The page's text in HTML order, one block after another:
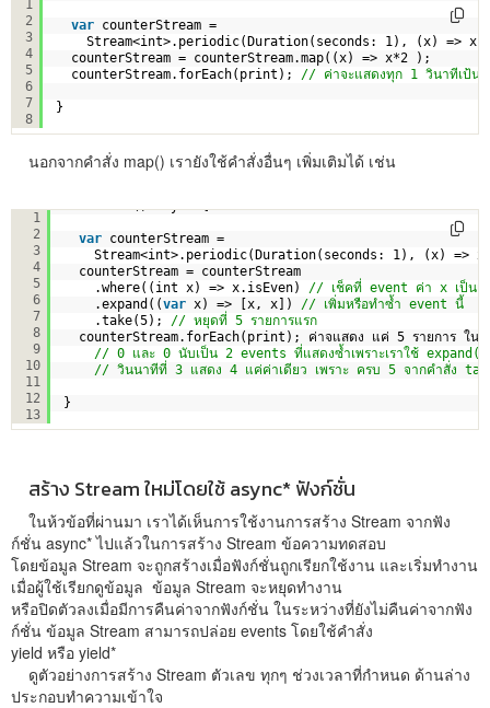
2
3
4
5
6
7
8
var counterStream =
Stream<int>.periodic(Duration(seconds: 1), (x) =>
counterStream = counterStream.map((x) => x*2 );
counterStream.forEach(print); // ค่าจะแสดงทุก 1 วินาทีเ
}
นอกจากคำสั่ง map() เรายังใช้คำสั่งอื่นๆ เพิ่มเติมได้ เช่น
1
2
3
4
5
6
7
8
9
10
11
12
13
var counterStream =
Stream<int>.periodic(Duration(seconds: 1), (x)
counterStream = counterStream
.where((int x) => x.isEven) // เช็คที่ event ค่า x เป็นเ
.expand((var x) => [x, x]) // เพิ่มหรือทำซ้ำ event นี้
.take(5); // หยุดที่ 5 รายการแรก
counterStream.forEach(print); ค่าจแสดง แค่ 5 รายการ ใน 3
// 0 และ 0 นับเป็น 2 events ที่แสดงซ้ำเพราะเราใช้
// วินนาทีที่ 3 แสดง 4 แค่ค่าเดียว เพราะ ครบ 5 จากคำสั่ง
}
สร้าง Stream ใหม่โดยใช้ async* ฟังก์ชั่น
ในห้วข้อที่ผ่านมา เราได้เห็นการใช้งานการสร้าง Stream จากฟัง
ก์ชั่น async* ไปแล้วในการสร้าง Stream ข้อความทดสอบ
โดยข้อมูล Stream จะถูกสร้างเมื่อฟังก์ชั่นถูกเรียกใช้งาน และเริ่มทำงาน
เมื่อผู้ใช้เรียกดูข้อมูล ข้อมูล Stream จะหยุดทำงาน
หรือปิดตัวลงเมื่อมีการคืนค่าจากฟังก์ชั่น ในระหว่างที่ยังไม่คืนค่าจากฟัง
ก์ชั่น ข้อมูล Stream สามารถปล่อย events โดยใช้คำสั่ง
yield หรือ yield*
ดูตัวอย่างการสร้าง Stream ตัวเลข ทุกๆ ช่วงเวลาที่กำหนด ด้านล่าง
ประกอบทำความเข้าใจ